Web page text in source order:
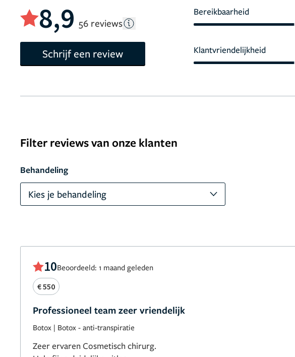
8,9 56 reviews
Schrijf een review
Bereikbaarheid
Klantvriendelijkheid
Filter reviews van onze klanten
Behandeling
Kies je behandeling
10Beoordeeld: 1 maand geleden
€ 550
Professioneel team zeer vriendelijk
Botox | Botox - anti-transpiratie
Zeer ervaren Cosmetisch chirurg.